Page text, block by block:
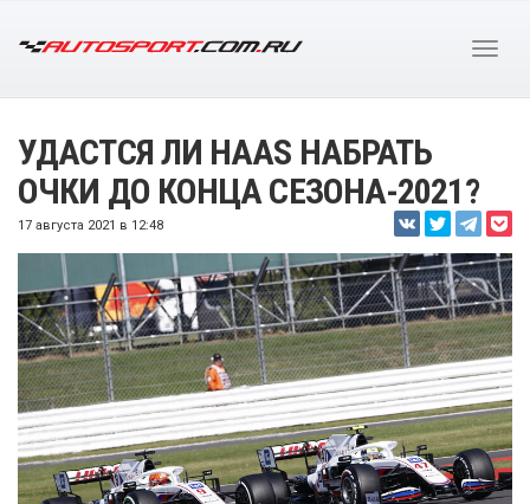
УДАСТСЯ ЛИ HAAS НАБРАТЬ
ОЧКИ ДО КОНЦА СЕЗОНА-2021?
17 августа 2021 в 12:48